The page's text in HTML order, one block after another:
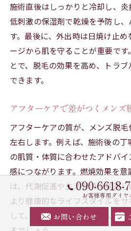
施術直後はしっかりと冷却し、炎
低刺激の保湿剤で乾燥を予防し
す。最後に、外出時は日焼け止
ージから肌を守ることが重要です
とで、脱毛の効果を高め、トラブ
できます。
アフターケアで差がつくメンズ
アフターケアの質が、メンズ脱毛
左右します。例えば、施術後の
の肌質・体質に合わせたアドバ
感につながります。燃焼効果を
は、代謝促進や生活習慣の見直し
より健康的なライフスタイルを
して、清潔感と自信を手に入れ
090-6618-
お客様専用ダイヤ
お問い合わせ